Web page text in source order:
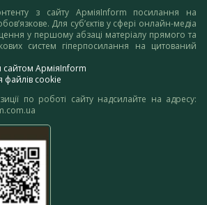
з сайту АрміяInform посилання на
Для суб’єктів у сфері онлайн-медіа
у першому абзаці матеріалу прямого та
систем гіперпосилання на цитований
сайтом АрміяInform
файлів cookie
по роботі сайту надсилайте на адресу: